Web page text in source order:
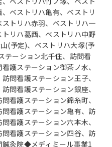
ベストリハ亀有、ベストリ
トリハ赤羽、ベストリハ一
リハ葛西、ベストリハ中野
(予定)、ベストリハ大塚(予
ーション北千住、訪問看
護ステーション御茶ノ水、
問看護ステーション王子、
問看護ステーション銀座、
看護ステーション錦糸町、
看護ステーション亀有、訪
看護ステーション六本木、
看護ステーション四谷、訪
灸院◆メディミール事業1